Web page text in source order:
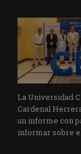
La Universidad
Cardenal
un informe con
informar sobre